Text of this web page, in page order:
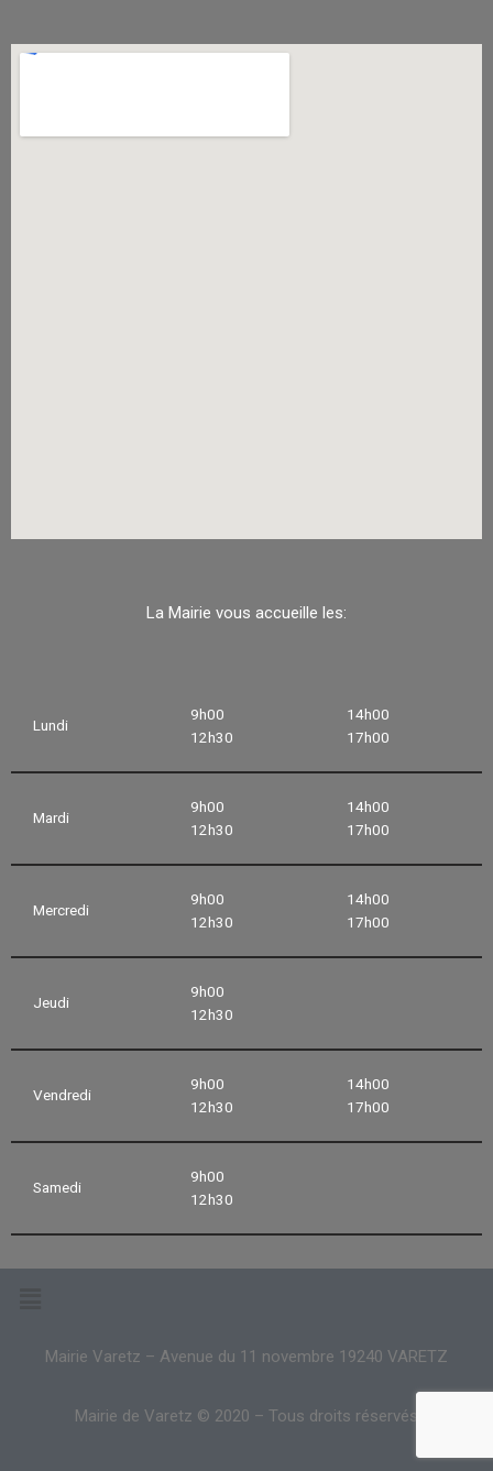
La Mairie vous accueille les:
Lundi
9h00
12h30
14h00
17h00
Mardi
9h00
12h30
14h00
17h00
Mercredi
9h00
12h30
14h00
17h00
Jeudi
9h00
12h30
Vendredi
9h00
12h30
14h00
17h00
Samedi
9h00
12h30
Mairie Varetz – Avenue du 11 novembre 19240 VARETZ
Mairie de Varetz © 2020 – Tous droits réservés